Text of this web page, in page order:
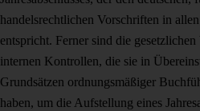
handelsrechtlichen Vor­schriften in
entspricht. Ferner sind die
internen Kontrollen, die sie in
Grundsätzen ordnungsmäßiger
haben, um die Aufstellung eines